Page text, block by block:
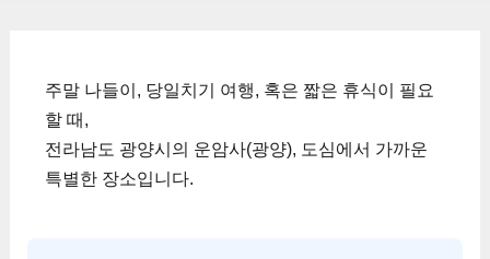
주말 나들이, 당일치기 여행, 혹은 짧은 휴식이 필요
할 때,
전라남도 광양시의 운암사(광양), 도심에서 가까운
특별한 장소입니다.